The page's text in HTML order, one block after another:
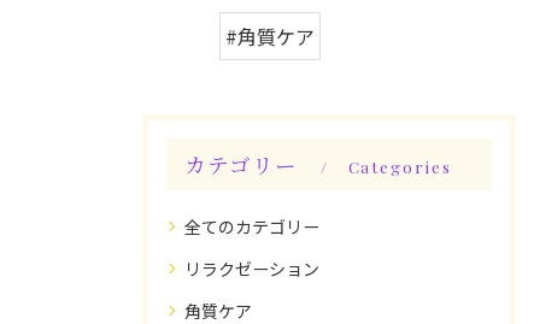
#角質ケア
カテゴリー Categories
全てのカテゴリー
リラクゼーション
角質ケア